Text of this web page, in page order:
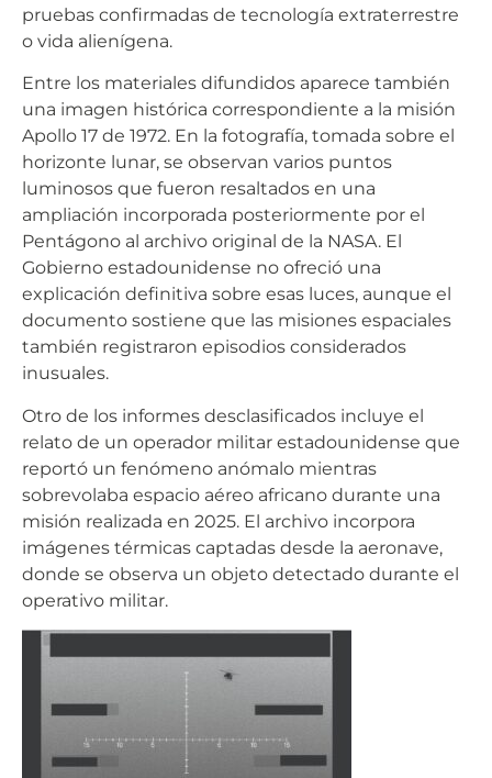
pruebas confirmadas de tecnología extraterrestre
o vida alienígena.
Entre los materiales difundidos aparece también
una imagen histórica correspondiente a la misión
Apollo 17 de 1972. En la fotografía, tomada sobre el
horizonte lunar, se observan varios puntos
luminosos que fueron resaltados en una
ampliación incorporada posteriormente por el
Pentágono al archivo original de la NASA. El
Gobierno estadounidense no ofreció una
explicación definitiva sobre esas luces, aunque el
documento sostiene que las misiones espaciales
también registraron episodios considerados
inusuales.
Otro de los informes desclasificados incluye el
relato de un operador militar estadounidense que
reportó un fenómeno anómalo mientras
sobrevolaba espacio aéreo africano durante una
misión realizada en 2025. El archivo incorpora
imágenes térmicas captadas desde la aeronave,
donde se observa un objeto detectado durante el
operativo militar.